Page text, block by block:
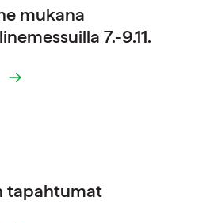
mukana
7.-9.11.
tapahtumat